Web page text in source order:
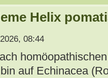
Helix
08:44
auf Echinacea